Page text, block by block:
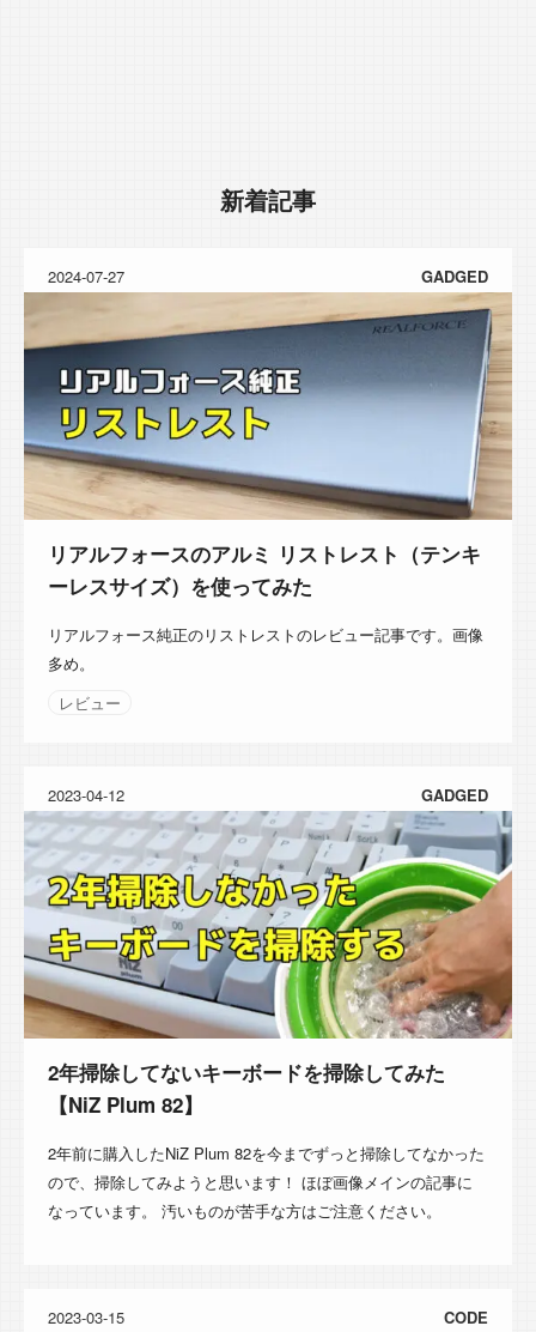
新着記事
2024-07-27
リアルフォースのアルミ リストレスト（テンキ
ーレスサイズ）を使ってみた
GADGED
リアルフォース純正のリストレストのレビュー記事です。画像
多め。
レビュー
2023-04-12
2年掃除してないキーボードを掃除してみた
【NiZ Plum 82】
GADGED
2年前に購入したNiZ Plum 82を今までずっと掃除してなかった
ので、掃除してみようと思います！ ほぼ画像メインの記事に
なっています。 汚いものが苦手な方はご注意ください。
2023-03-15 CODE